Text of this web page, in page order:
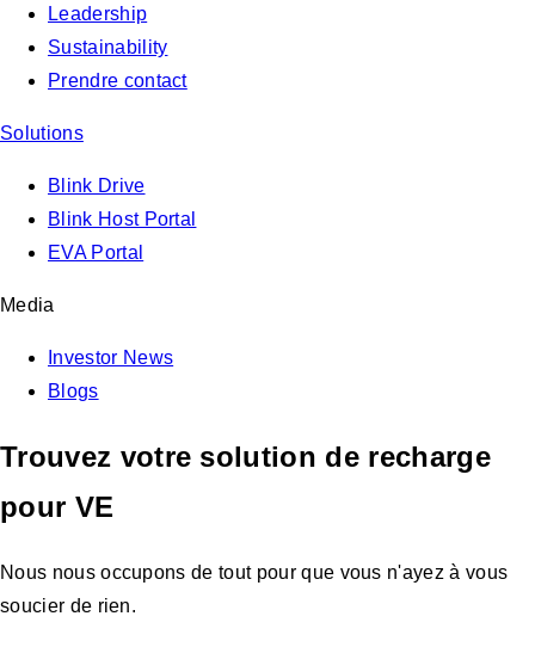
Leadership
Sustainability
Prendre contact
Solutions
Blink Drive
Blink Host Portal
EVA Portal
Media
Investor News
Blogs
Trouvez votre solution de recharge
pour VE
Nous nous occupons de tout pour que vous n'ayez à vous
soucier de rien.